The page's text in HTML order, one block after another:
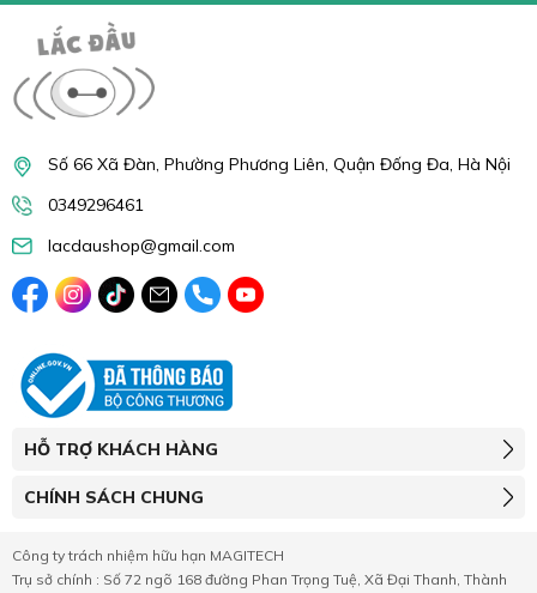
Số 66 Xã Đàn, Phường Phương Liên, Quận Đống Đa, Hà Nội
0349296461
lacdaushop@gmail.com
HỖ TRỢ KHÁCH HÀNG
CHÍNH SÁCH CHUNG
Công ty trách nhiệm hữu hạn MAGITECH
Trụ sở chính : Số 72 ngõ 168 đường Phan Trọng Tuệ, Xã Đại Thanh, Thành